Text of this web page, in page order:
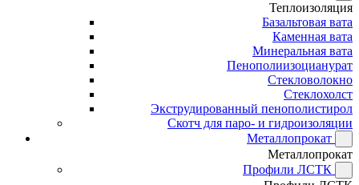
Теплоизоляция
Базальтовая вата
Каменная вата
Минеральная вата
Пенополиизоцианурат
Стекловолокно
Стеклохолст
Экструдированный пенополистирол
Скотч для паро- и гидроизоляции
Металлопрокат
Металлопрокат
Профили ЛСТК